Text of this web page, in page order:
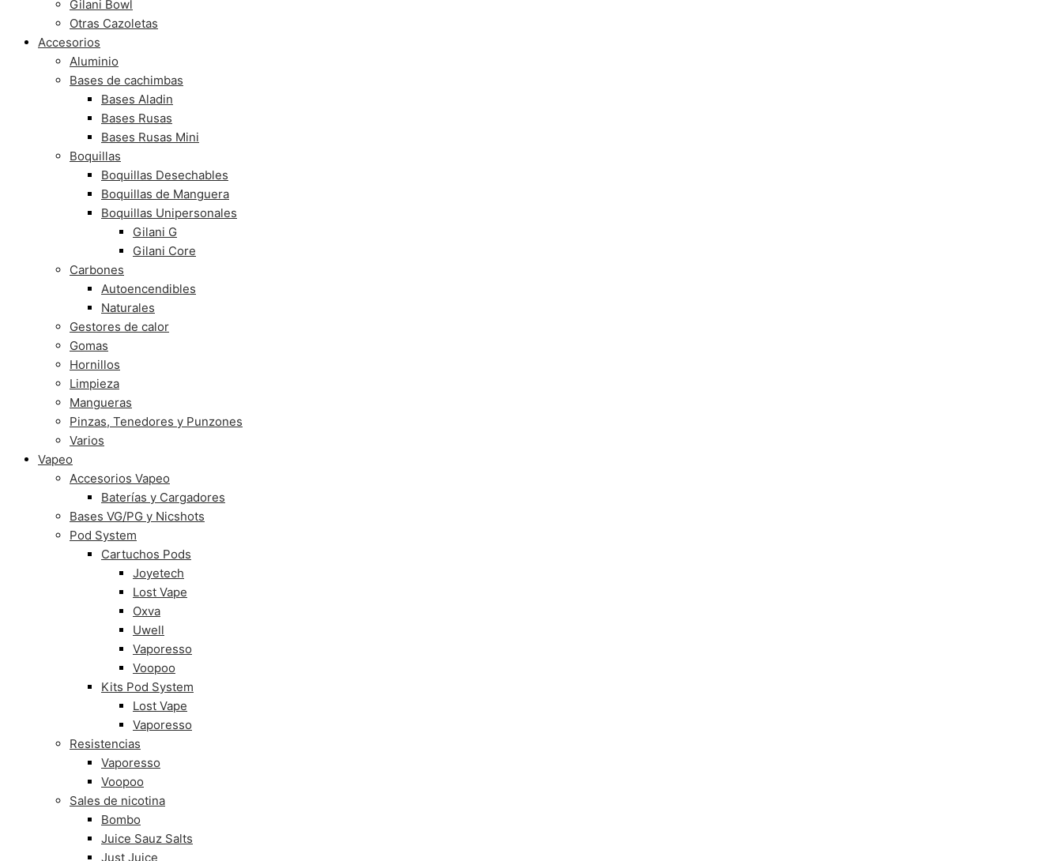
Gilani Bowl
Otras Cazoletas
Accesorios
Aluminio
Bases de cachimbas
Bases Aladin
Bases Rusas
Bases Rusas Mini
Boquillas
Boquillas Desechables
Boquillas de Manguera
Boquillas Unipersonales
Gilani G
Gilani Core
Carbones
Autoencendibles
Naturales
Gestores de calor
Gomas
Hornillos
Limpieza
Mangueras
Pinzas, Tenedores y Punzones
Varios
Vapeo
Accesorios Vapeo
Baterías y Cargadores
Bases VG/PG y Nicshots
Pod System
Cartuchos Pods
Joyetech
Lost Vape
Oxva
Uwell
Vaporesso
Voopoo
Kits Pod System
Lost Vape
Vaporesso
Resistencias
Vaporesso
Voopoo
Sales de nicotina
Bombo
Juice Sauz Salts
Just Juice